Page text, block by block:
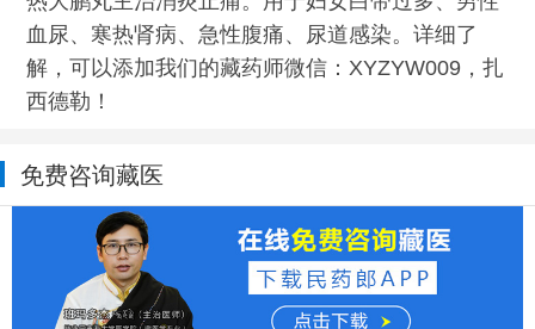
血尿、寒热肾病、急性腹痛、尿道感染。详细了
解，可以添加我们的藏药师微信：XYZYW009，扎
西德勒！
免费咨询藏医